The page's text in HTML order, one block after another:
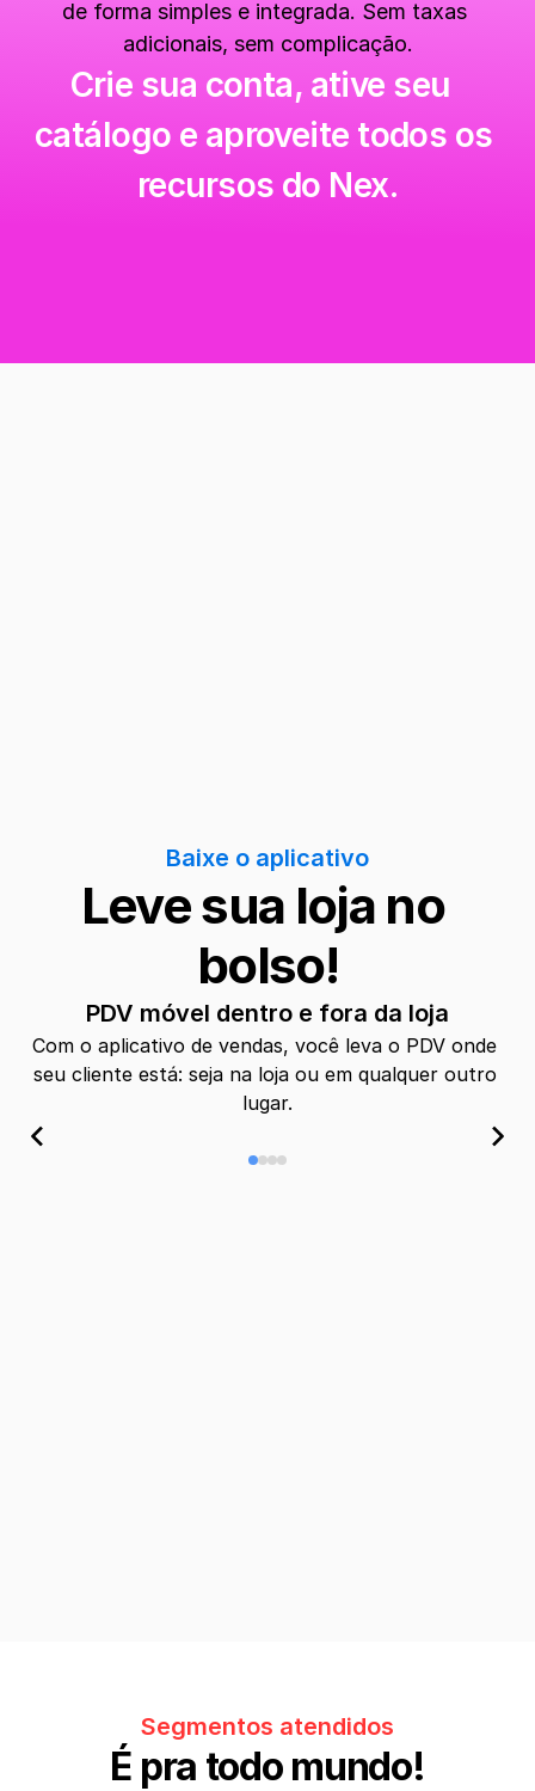
de forma simples e integrada. Sem taxas
adicionais, sem complicação.
Crie sua conta, ative seu
catálogo e aproveite todos os
recursos do Nex.
Baixe o aplicativo
Leve sua loja no
bolso!
PDV móvel dentro e fora da loja
Com o aplicativo de vendas, você leva o PDV onde
seu cliente está: seja na loja ou em qualquer outro
lugar.
Segmentos atendidos
É pra todo mundo!